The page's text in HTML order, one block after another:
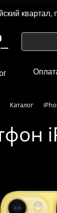
квартал,
Каталог